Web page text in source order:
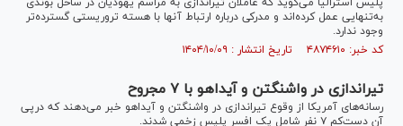
به‌تنهایی عمل کرده‌اند و مدرکی درباره ارتباط آنها با هسته تروریستی گسترده‌تر
وجود ندارد.
کد خبر: ۴۸۷۴۶۱۰ تاریخ انتشار : ۱۴۰۴/۱۰/۰۹
تیراندازی در واشنگتن و آیداهو با ۷ مجروح
رسانه‌های آمریکا از وقوع تیراندازی در واشنگتن و آیداهو خبر می‌دهند که درپی
آن دست‌کم ۷ نفر شامل یک افسر پلیس زخمی شدند.